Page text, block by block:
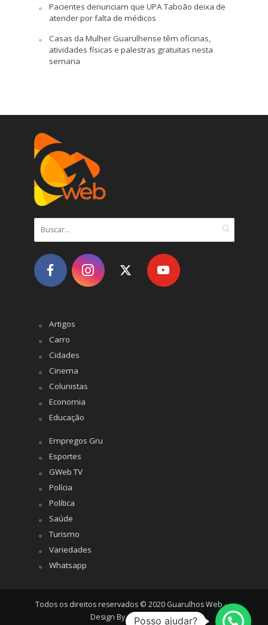
Pacientes denunciam que UPA Taboão deixa de
atender por falta de médicos
Casas da Mulher Guarulhense têm oficinas,
atividades físicas e palestras gratuitas nesta
semana
Artigos
Carro
Cidades
Cinema
Colunistas
Economia
Educação
Empregos Gru
Esportes
GWeb TV
Polícia
Política
Saúde
Turismo
Variedades
Whatsapp
Todos os direitos reservados © 2020 Guarulhos Web -
Design ByAgência Hiro
Posso ajudar?